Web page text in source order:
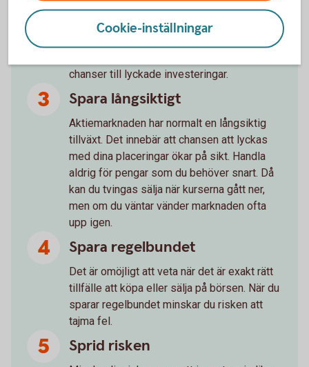
Följ företagen du har aktier i
Håll koll på vad som händer i de företag och
chanser till lyckade investeringar.
Spara långsiktigt
Aktiemarknaden har normalt en långsiktig
tillväxt. Det innebär att chansen att lyckas
med dina placeringar ökar på sikt. Handla
aldrig för pengar som du behöver snart. Då
kan du tvingas sälja när kurserna gått ner,
men om du väntar vänder marknaden ofta
upp igen.
Spara regelbundet
Det är omöjligt att veta när det är exakt rätt
tillfälle att köpa eller sälja på börsen. När du
sparar regelbundet minskar du risken att
tajma fel.
Sprid risken
Cookie-inställningar